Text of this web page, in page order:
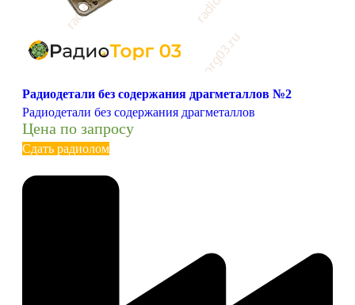
Радиодетали без содержания драгметаллов №2
Радиодетали без содержания драгметаллов
Цена по запросу
Сдать радиолом